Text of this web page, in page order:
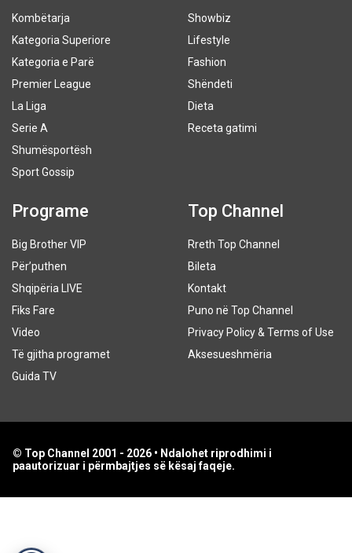
Kombëtarja
Kategoria Superiore
Kategoria e Parë
Premier League
La Liga
Serie A
Shumësportësh
Sport Gossip
Showbiz
Lifestyle
Fashion
Shëndeti
Dieta
Receta gatimi
Programe
Big Brother VIP
Për’puthen
Shqipëria LIVE
Fiks Fare
Video
Të gjitha programet
Guida TV
Top Channel
Rreth Top Channel
Bileta
Kontakt
Puno në Top Channel
Privacy Policy & Terms of Use
Aksesueshmëria
© Top Channel 2001 - 2026 • Ndalohet riprodhimi i
paautorizuar i përmbajtjes së kësaj faqeje.